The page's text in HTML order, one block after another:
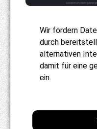
Wir fördern
durch
alternativen
damit für eine
ein.